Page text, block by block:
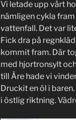
Vi letade upp vårt
nämligen cykla
vattenfall. Det var
Fick dra på
kommit fram. Där
med hjortronsylt
till Åre hade vi
Druckit en öl i
i östlig riktning.